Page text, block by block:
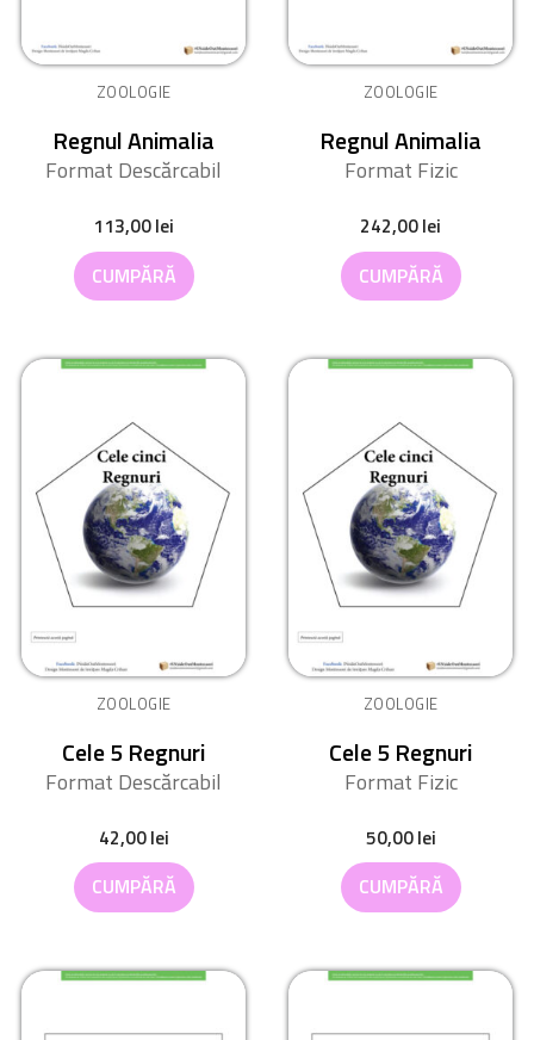
ZOOLOGIE
Regnul Animalia
Format Descărcabil
113,00lei
CUMPĂRĂ
ZOOLOGIE
Regnul Animalia
Format Fizic
242,00lei
CUMPĂRĂ
ZOOLOGIE
Cele 5 Regnuri
Format Descărcabil
42,00lei
CUMPĂRĂ
ZOOLOGIE
Cele 5 Regnuri
Format Fizic
50,00lei
CUMPĂRĂ